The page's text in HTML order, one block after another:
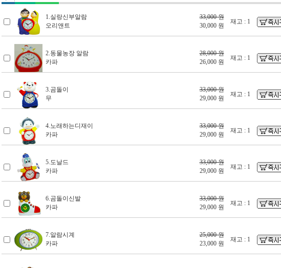
1.실랑신부알람
오리앤트
33,000 원
30,000 원
재고 : 1
2.동물농장 알람
카파
28,000 원
26,000 원
재고 : 1
3.곰돌이
무
33,000 원
29,000 원
재고 : 1
4.노래하는디재이
카파
33,000 원
29,000 원
재고 : 1
5.도날드
카파
33,000 원
29,000 원
재고 : 1
6.곰돌이신발
카파
33,000 원
29,000 원
재고 : 1
7.알람시계
카파
25,000 원
23,000 원
재고 : 1